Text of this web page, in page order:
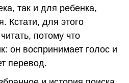
так и для ребенка,
Кстати, для этого
потому что
он воспринимает голос и
перевод.